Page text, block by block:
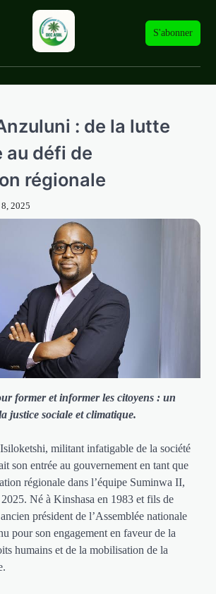
S'abonner
: de la lutte
défi de
régionale
2025
former et informer les citoyens : un
justice sociale et climatique.
militant infatigable de la société
son entrée au gouvernement en tant que
régionale dans l’équipe Suminwa II,
Né à Kinshasa en 1983 et fils de
président de l’Assemblée nationale
pour son engagement en faveur de la
humains et de la mobilisation de la